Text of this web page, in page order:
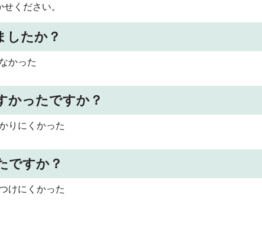
ください。
したか？
かった
かったですか？
りにくかった
ですか？
けにくかった